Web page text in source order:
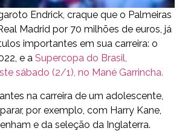
Endrick, craque que o Palmeiras
Madrid por 70 milhões de euros, já
importantes em sua carreira: o
e a Supercopa do Brasil,
sábado (2/1), no Mané Garrincha.
na carreira de um adolescente,
por exemplo, com Harry Kane,
e da seleção da Inglaterra.